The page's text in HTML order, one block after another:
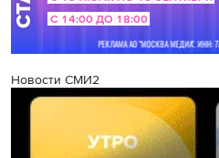
Новости СМИ2